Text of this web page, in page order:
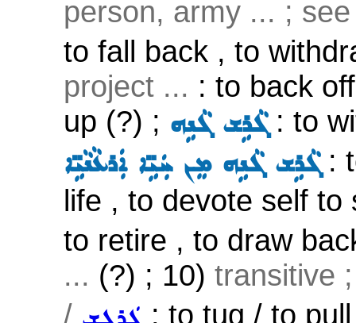
person, army ... ;
to fall back , to
project ... : to back
up (?) ; ܓܵܪܹܫ ܓܵܢܹܗ: to
ܓܵܪܹܫ ܓܵܢܹܗ ܡܸܢ ܚܲܝܹ̈ܐ ܐܲܪܥܵܢܵܝܹ̈ܐ:
life , to devote self
to retire , to draw
... (?) ; 10) transitive
/
: to tug / to